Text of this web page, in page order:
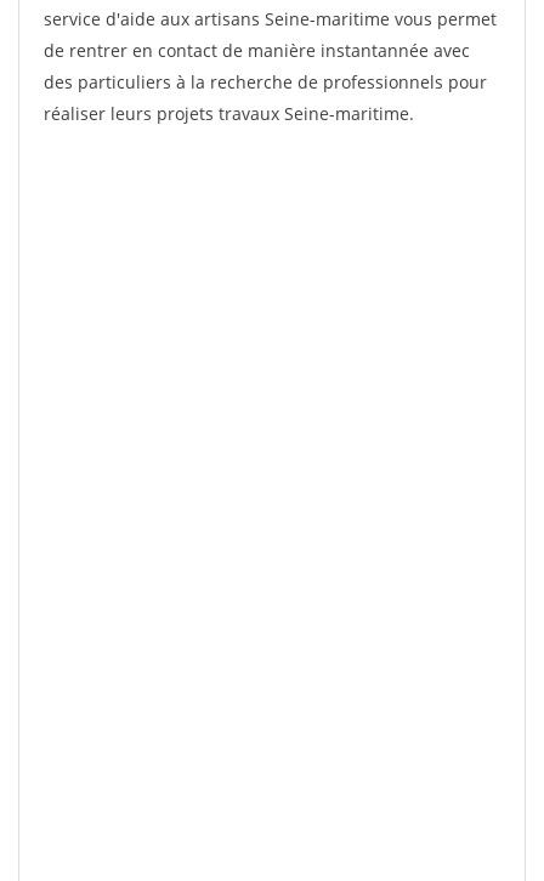
service d'aide aux artisans Seine-maritime vous permet
de rentrer en contact de manière instantannée avec
des particuliers à la recherche de professionnels pour
réaliser leurs projets travaux Seine-maritime.